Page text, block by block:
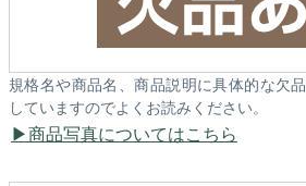
規格名や商品名、商品説明に具体的な欠
していますのでよくお読みください。
商品写真についてはこちら